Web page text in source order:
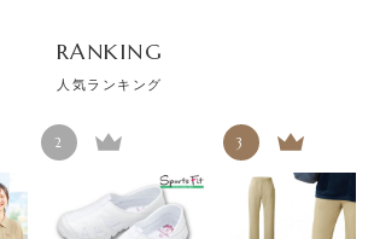
RANKING
人気ランキング
2 3